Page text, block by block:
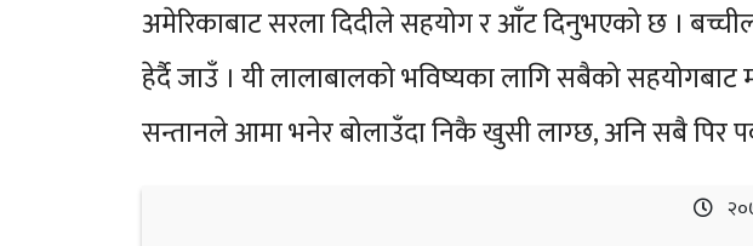
अमेरिकाबाट सरला दिदीले सहयोग र आँट दिनुभएको छ ।
हेर्दै जाउँ । यी लालाबालको भविष्यका लागि सबैको
सन्तानले आमा भनेर बोलाउँदा निकै खुसी लाग्छ, अनि सबै पिर